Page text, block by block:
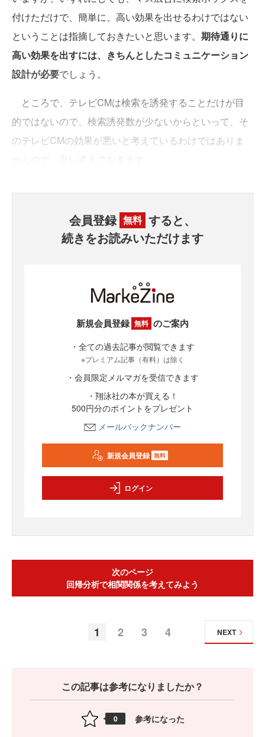
付けただけで、簡単に、高い効果を出せるわけではない
ということは指摘しておきたいと思います。 期待通りに
高い効果を出すには、きちんとしたコミュニケーション
設計が必要でしょう。
ところで、テレビCMは検索を誘発することだけが目
的ではないので、検索誘発数が少ないからといって、そ
のテレビCMの効果が悪いと考えているわけではありま
会員登録 無料 すると、
続きをお読みいただけます
新規会員登録 無料 のご案内
・全ての過去記事が閲覧できます
※プレミアム記事（有料）は除く
・会員限定メルマガを受信できます
・翔泳社の本が買える！
500円分のポイントをプレゼント
メールバックナンバー
新規会員登録 無料
ログイン
次のページ
回帰分析で相関関係を考えてみよう
1 2 3 4 NEXT
この記事は参考になりましたか？
0 参考になった